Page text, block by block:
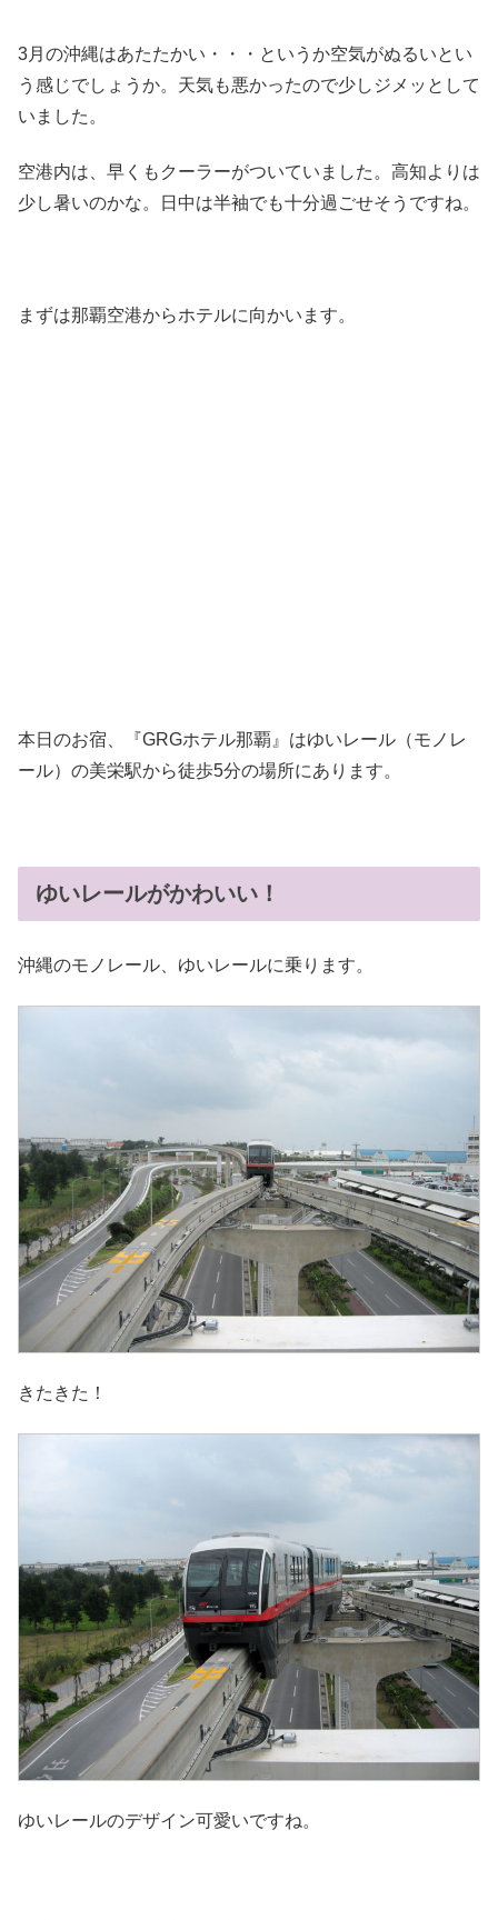
3月の沖縄はあたたかい・・・というか空気がぬるいとい
う感じでしょうか。天気も悪かったので少しジメッとして
いました。
空港内は、早くもクーラーがついていました。高知よりは
少し暑いのかな。日中は半袖でも十分過ごせそうですね。
まずは那覇空港からホテルに向かいます。
本日のお宿、『GRGホテル那覇』はゆいレール（モノレ
ール）の美栄駅から徒歩5分の場所にあります。
ゆいレールがかわいい！
沖縄のモノレール、ゆいレールに乗ります。
きたきた！
ゆいレールのデザイン可愛いですね。